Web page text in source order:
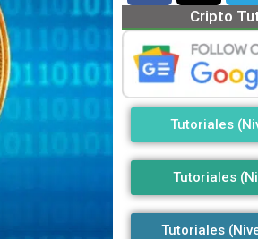
Cripto
Tutoriales
Tutoriales
Tutoriales